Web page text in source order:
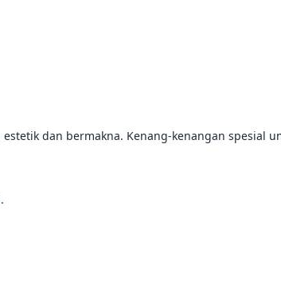
dan bermakna. Kenang-kenangan spesial